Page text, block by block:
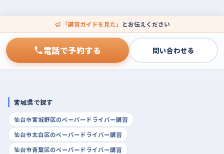
「講習ガイドを見た」 とお伝えください
電話で予約する 問い合わせる
宮城県で探す
仙台市宮城野区のペーパードライバー講習
仙台市太白区のペーパードライバー講習
仙台市青葉区のペーパードライバー講習